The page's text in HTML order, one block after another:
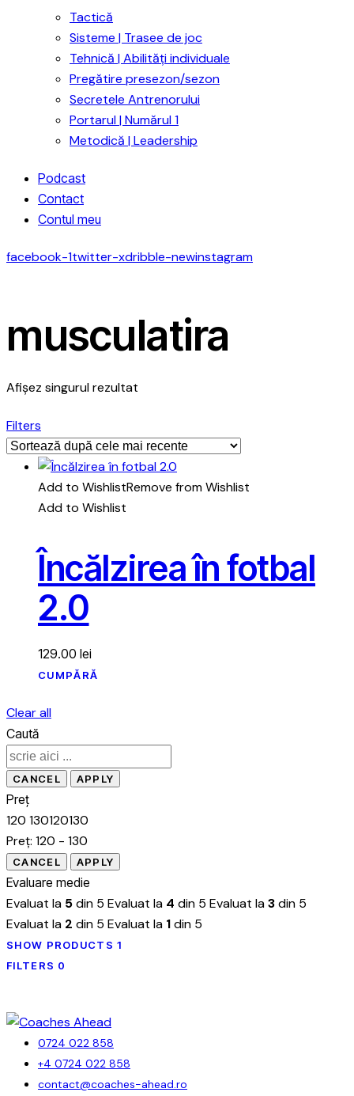
Tactică
Sisteme | Trasee de joc
Tehnică | Abilități individuale
Pregătire presezon/sezon
Secretele Antrenorului
Portarul | Numărul 1
Metodică | Leadership
Podcast
Contact
Contul meu
facebook-1twitter-xdribble-newinstagram
musculatira
Afișez singurul rezultat
Filters
Add to WishlistRemove from Wishlist
Add to Wishlist
Încălzirea în fotbal
2.0
129.00 lei
CUMPĂRĂ
Clear all
Caută
Preț
120 130120130
Preț: 120 - 130
Evaluare medie
Evaluat la 5din 5 Evaluat la 4 din 5 Evaluat la3din 5
Evaluat la 2 din 5 Evaluat la 1din 5
SHOW PRODUCTS 1
FILTERS 0
0724 022 858
+4 0724 022 858
contact@coaches-ahead.ro